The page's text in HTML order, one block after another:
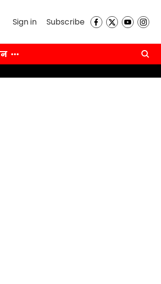
Sign in Subscribe